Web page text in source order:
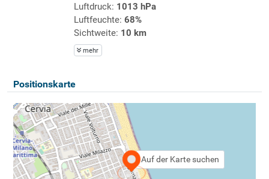
Luftdruck: 1013 hPa
Luftfeuchte: 68%
Sichtweite: 10 km
mehr
Positionskarte
Auf der Karte suchen